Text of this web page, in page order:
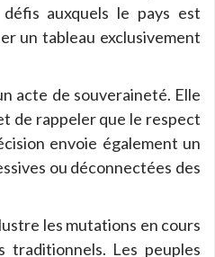
auxquels le pays est
un tableau exclusivement
acte de souveraineté. Elle
de rappeler que le respect
envoie également un
ou déconnectées des
les mutations en cours
Les peuples